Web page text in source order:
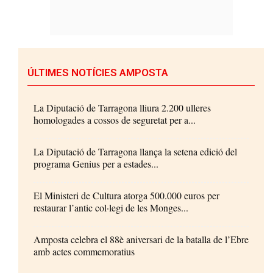
ÚLTIMES NOTÍCIES AMPOSTA
La Diputació de Tarragona lliura 2.200 ulleres
homologades a cossos de seguretat per a...
La Diputació de Tarragona llança la setena edició del
programa Genius per a estades...
El Ministeri de Cultura atorga 500.000 euros per
restaurar l’antic col·legi de les Monges...
Amposta celebra el 88è aniversari de la batalla de l’Ebre
amb actes commemoratius